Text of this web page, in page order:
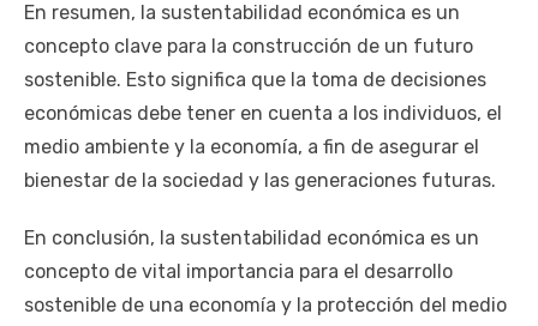
En resumen, la sustentabilidad económica es un
concepto clave para la construcción de un futuro
sostenible. Esto significa que la toma de decisiones
económicas debe tener en cuenta a los individuos, el
medio ambiente y la economía, a fin de asegurar el
bienestar de la sociedad y las generaciones futuras.
En conclusión, la sustentabilidad económica es un
concepto de vital importancia para el desarrollo
sostenible de una economía y la protección del medio